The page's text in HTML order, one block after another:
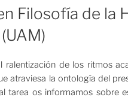
Filosofía de la
ralentización de los ritmos
atraviesa la ontología del
tarea os informamos sobre